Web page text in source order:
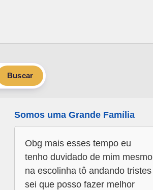
Buscar
Somos uma Grande Família
Obg mais esses tempo eu
tenho duvidado de mim mesmo
na escolinha tô andando tristes
sei que posso fazer melhor